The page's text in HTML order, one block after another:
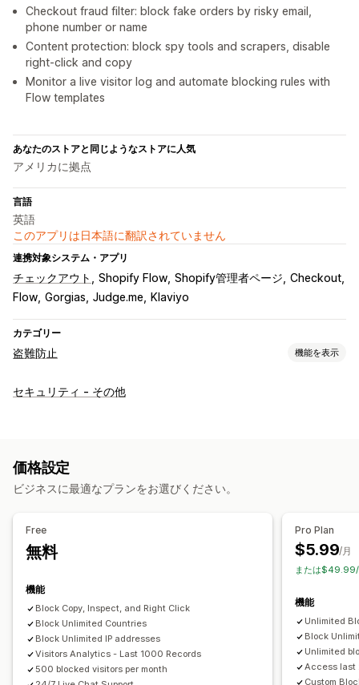
Checkout fraud filter: block fake orders by risky email,
phone number or name
Content protection: block spy tools and scrapers, disable
right-click and copy
Monitor a live visitor log and automate blocking rules with
Flow templates
あなたのストアと同じようなストアに人気
アメリカに拠点
言語
英語
このアプリは日本語に翻訳されていません
連携対象システム・アプリ
チェックアウト Shopify Flow Shopify管理者ページ Checkout
Flow Gorgias Judge.me Klaviyo
カテゴリー
盗難防止 機能を表示
保護されたアセット
ブロックされたアクション
画像のダウンロード
ウェブスクレイピング
開発者向けツール
セキュリティ - その他
価格設定
ビジネスに最適なプランをお選びください。
Free
無料
機能
Block Copy, Inspect, and Right Click
Block Unlimited Countries
Block Unlimited IP addresses
Visitors Analytics - Last 1000 Records
500 blocked visitors per month
Pro Plan
$5.99/月
または
機能
Unlimited
Block
Unlimited
Access last
Custom